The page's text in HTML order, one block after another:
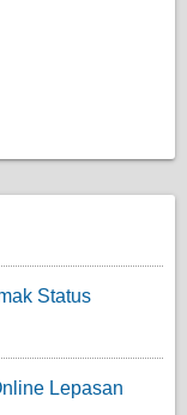
Status
Lepasan